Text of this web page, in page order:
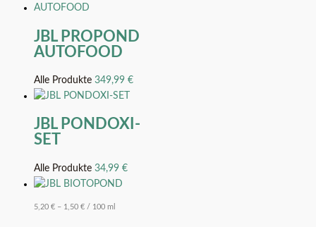
JBL PROPOND
AUTOFOOD
Alle Produkte 349,99 €
JBL PONDOXI-
SET
Alle Produkte 34,99 €
5,20 € – 1,50 € / 100 ml